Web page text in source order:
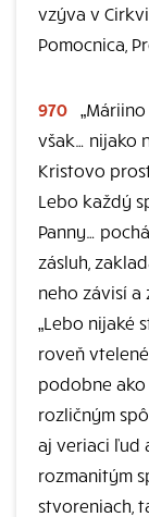
vzýva v
Pomocnica,
970
však… nijako
Kristovo
Lebo každý
Panny…
zásluh,
neho závisí a
„Lebo
roveň
podobne
rozličným
aj veriaci ľud
rozmanitým
stvoreniach,